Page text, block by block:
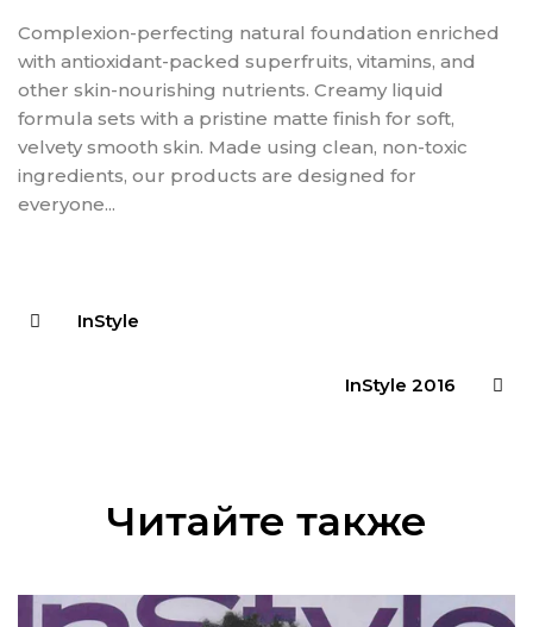
Complexion-perfecting natural foundation enriched
with antioxidant-packed superfruits, vitamins, and
other skin-nourishing nutrients. Creamy liquid
formula sets with a pristine matte finish for soft,
velvety smooth skin. Made using clean, non-toxic
ingredients, our products are designed for
everyone...
InStyle
InStyle 2016
Читайте также